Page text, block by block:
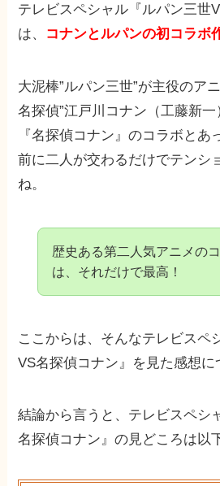
テレビスペシャル『ルパン三世
は、 コナンとルパンの初コラボ
大泥棒”ルパン三世”が主役のア
名探偵”江戸川コナン（工藤新一
『名探偵コナン』のコラボとあ
前に二人が交わるだけでテンシ
ね。
歴史ある第二人気アニメの
は、それだけで最高！
ここからは、そんなテレビスペ
VS名探偵コナン』を見た感想に
結論から言うと、テレビスペシ
名探偵コナン』の見どころは以